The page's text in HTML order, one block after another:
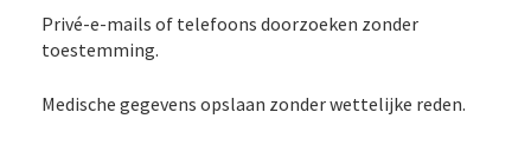
Privé-e-mails of telefoons doorzoeken zonder
toestemming.
Medische gegevens opslaan zonder wettelijke reden.